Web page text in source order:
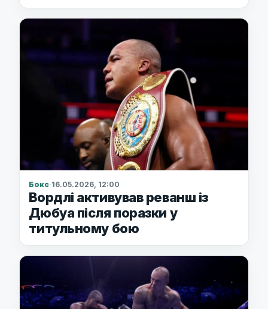
Бокс·16.05.2026, 12:00
Вордлі активував реванш із
Дюбуа після поразки у
титульному бою